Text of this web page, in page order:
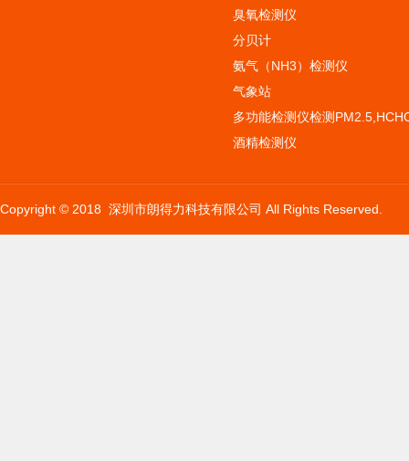
臭氧检测仪
分贝计
氨气（NH3）检测仪
气象站
多功能检测仪检测
酒精检测仪
Copyright © 2018 深圳市朗得力科技有限公司 All Rights Reserved.